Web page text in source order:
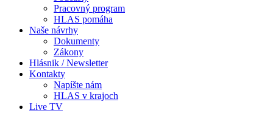
Pracovný program
HLAS pomáha
Naše návrhy
Dokumenty
Zákony
Hlásnik / Newsletter
Kontakty
Napíšte nám
HLAS v krajoch
Live TV